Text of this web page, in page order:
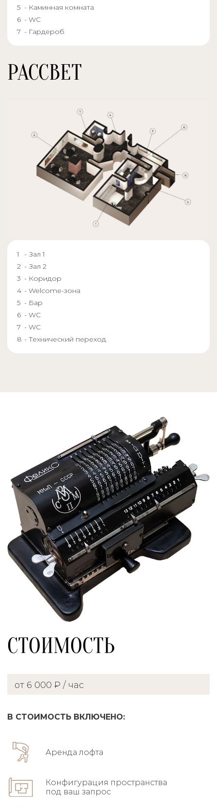
- Каминная комната
- WC
- Гардероб
РАССВЕТ
- Зал 1
- Зал 2
- Коридор
- Welcome-зона
- Бар
- WC
- WC
- Технический переход
СТОИМОСТЬ
от 6 000 ₽ / час
В СТОИМОСТЬ ВКЛЮЧЕНО:
Аренда лофта
Конфигурация пространства
под ваш запрос